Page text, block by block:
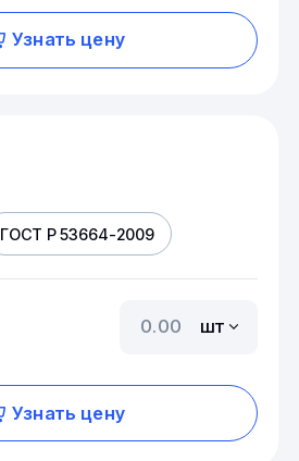
Узнать цену
ГОСТ Р 53664-2009
шт
Узнать цену